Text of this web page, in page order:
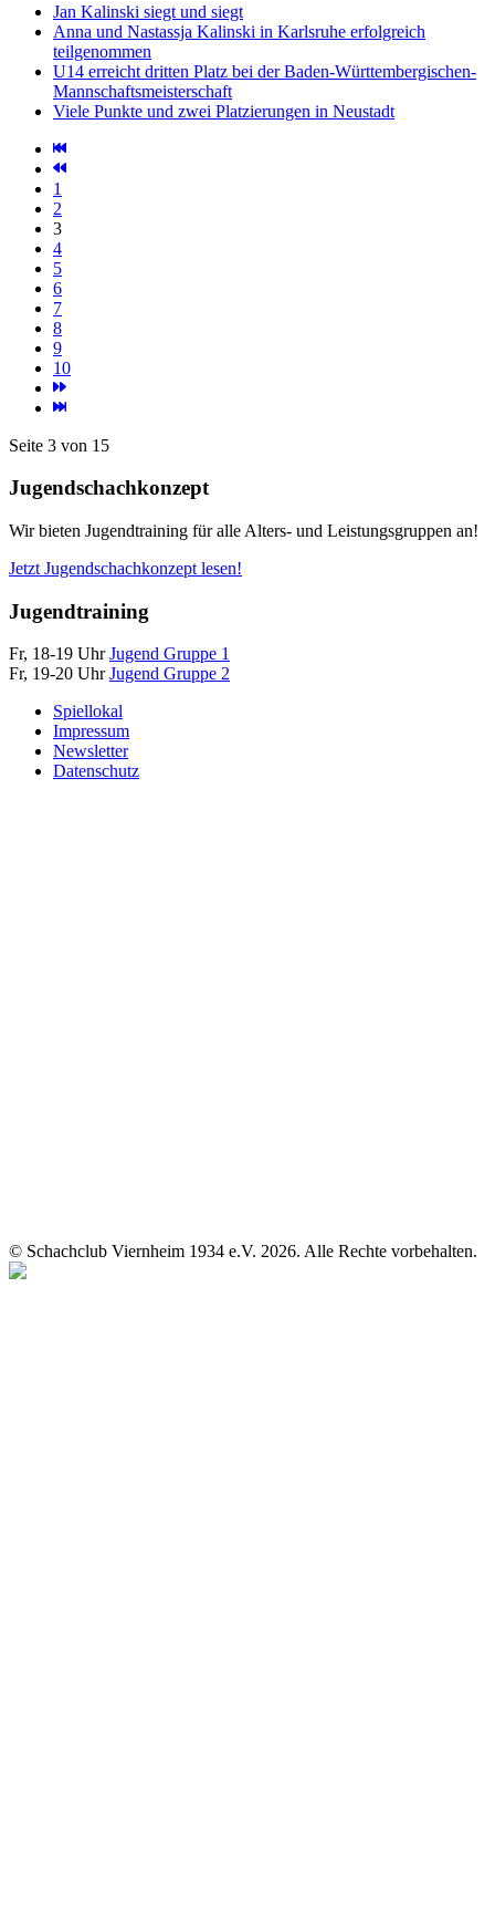
Jan Kalinski siegt und siegt
Anna und Nastassja Kalinski in Karlsruhe erfolgreich
teilgenommen
U14 erreicht dritten Platz bei der Baden-Württembergischen-
Mannschaftsmeisterschaft
Viele Punkte und zwei Platzierungen in Neustadt
1
2
3
4
5
6
7
8
9
10
Seite 3 von 15
Jugendschachkonzept
Wir bieten Jugendtraining für alle Alters- und Leistungsgruppen an!
Jetzt Jugendschachkonzept lesen!
Jugendtraining
Fr, 18-19 UhrJugend Gruppe 1
Fr, 19-20 UhrJugend Gruppe 2
Spiellokal
Impressum
Newsletter
Datenschutz
© Schachclub Viernheim 1934 e.V. 2026. Alle Rechte vorbehalten.